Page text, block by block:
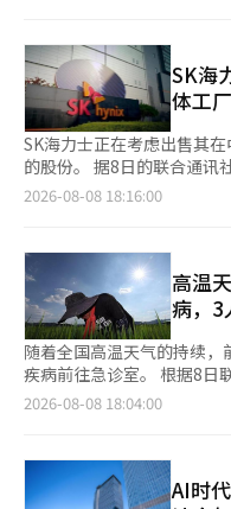
于首尔世界杯体育场与英超
赛将是李刚仁穿上新球衣在
刚仁表示：“这是我从小就
秀的球队。能够来到这样的
SK海
体工
SK海力士正在考虑出售其
的股份。 据8日的联合通讯社报道，彭博社透露，SK海力士正在与
咨询公司讨论有关重庆工厂
不过，消息人士指出，讨论
成。 彭博社还报道称，SK海力士拒绝对此事进行确认。 SK海力士
重庆工厂于2014年7月开始
和测试等后工序的关键基
2026-08-08 18:16:00
高温
病，3
随着全国高温天气的持续
疾病前往急诊室。 根据8日联合新闻社的报道，疾病管理厅统计显
示，前一天全国500多家急
上个月中旬，热相关疾病患
天的患者人数均超过三位
2026-08-08 18:04:00
AI时